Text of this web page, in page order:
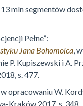
mln segmentów
Pełne”:
Jana Bohomolca ,
P. Kupiszewski i A.
s. 477.
, w opracowaniu W.
Kraków 2017, s. 348.